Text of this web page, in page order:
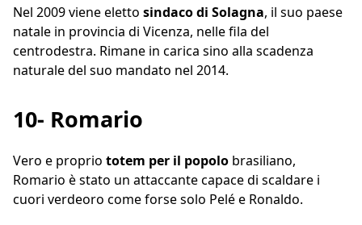
Nel 2009 viene eletto sindaco di Solagna, il suo paese
natale in provincia di Vicenza, nelle fila del
centrodestra. Rimane in carica sino alla scadenza
naturale del suo mandato nel 2014.
10- Romario
Vero e proprio totem per il popolo brasiliano,
Romario è stato un attaccante capace di scaldare i
cuori verdeoro come forse solo Pelé e Ronaldo.